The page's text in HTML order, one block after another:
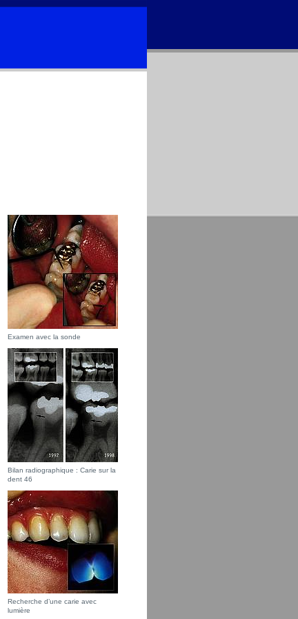
Examen avec la sonde
Bilan radiographique : Carie sur la
dent 46
Recherche d’une carie avec
lumière